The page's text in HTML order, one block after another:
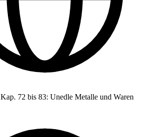
Kap. 72 bis 83: Unedle Metalle und Waren